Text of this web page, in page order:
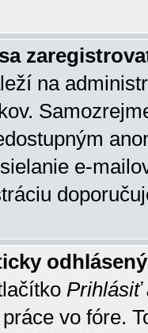
na
e-
Prihlásiť
vo fóre.